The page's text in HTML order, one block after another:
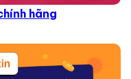
hãng